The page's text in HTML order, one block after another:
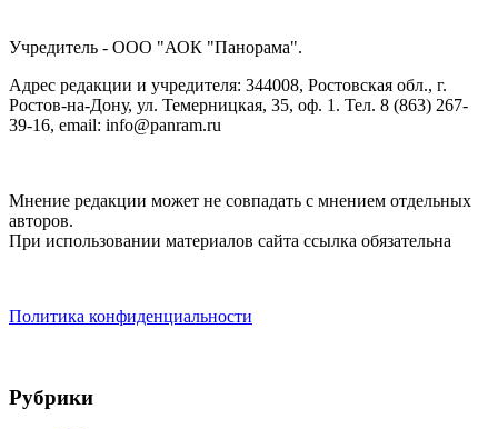
Учредитель - ООО "АОК "Панорама".
Адрес редакции и учредителя: 344008, Ростовская обл., г.
Ростов-на-Дону, ул. Темерницкая, 35, оф. 1. Тел. 8 (863) 267-
39-16, email: info@panram.ru
Мнение редакции может не совпадать с мнением отдельных
авторов.
При использовании материалов сайта ссылка обязательна
Политика конфиденциальности
Рубрики